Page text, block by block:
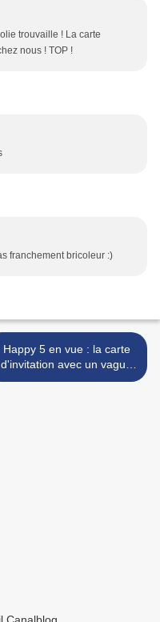
trouvaille ! La carte
nous ! TOP !
franchement bricoleur :)
Happy 5 en vue : la carte
d'invitation avec un vague
air de Cendrillon >